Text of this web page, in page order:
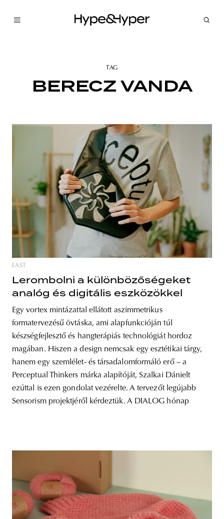
budapest poland branding
TAG
BERECZ VANDA
EAST
Lerombolni a különbözőségeket
analóg és digitális eszközökkel
Egy vortex mintázattal ellátott aszimmetrikus
formatervezésű övtáska, ami alapfunkcióján túl
készségfejlesztő és hangterápiás technológiát hordoz
magában. Hiszen a design nemcsak egy esztétikai tárgy,
hanem egy szemlélet- és társadalomformáló erő – a
Perceptual Thinkers márka alapítóját, Szalkai Dánielt
ezúttal is ezen gondolat vezérelte. A tervezőt legújabb
Sensorism projektjéről kérdeztük. A DIALOG hónap